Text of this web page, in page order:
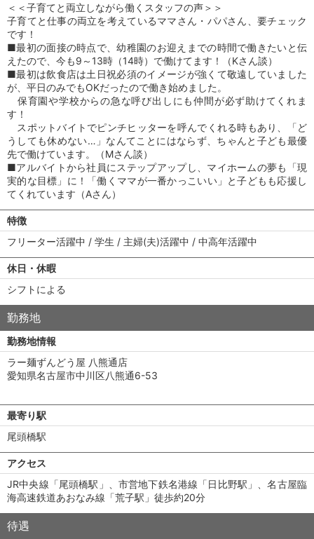
＜＜子育てと両立しながら働くスタッフの声＞＞
子育てと仕事の両立を考えているママさん・パパさん、要チェック
です！
■最初の面接の時点で、幼稚園のお迎えまでの時間で働きたいと伝
えたので、今も9～13時（14時）で働けてます！（Kさん談）
■最初は飲食店は土日祝必須のイメージが強くて敬遠していました
が、平日のみでもOKだったので働き始めました。
保育園や学校からの急な呼び出しにも仲間が必ず助けてくれま
す！
スポットバイトでピンチヒッターを呼んでくれる時もあり、「ど
うしても休めない…」なんてことにはならず、ちゃんと子ども最優
先で働けています。（Mさん談）
■アルバイトから社員にステップアップし、マイホームの夢も「現
実的な目標」に！「働くママが一番かっこいい」と子どもも応援し
てくれています（Aさん）
特徴
フリーター活躍中 / 学生 / 主婦(夫)活躍中 / 中高年活躍中
休日・休暇
シフトによる
勤務地
勤務地情報
ラー麺ずんどう屋 八熊通店
愛知県名古屋市中川区八熊通6-53
最寄り駅
尾頭橋駅
アクセス
JR中央線「尾頭橋駅」、市営地下鉄名港線「日比野駅」、名古屋臨
海高速鉄道あおなみ線「荒子駅」徒歩約20分
待遇